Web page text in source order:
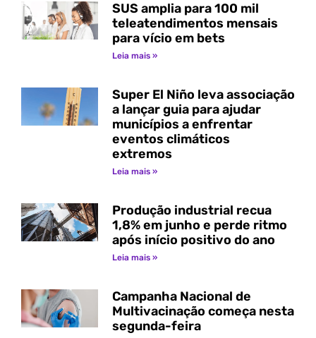
SUS amplia para 100 mil
teleatendimentos mensais
para vício em bets
Leia mais »
Super El Niño leva associação
a lançar guia para ajudar
municípios a enfrentar
eventos climáticos
extremos
Leia mais »
Produção industrial recua
1,8% em junho e perde ritmo
após início positivo do ano
Leia mais »
Campanha Nacional de
Multivacinação começa nesta
segunda-feira